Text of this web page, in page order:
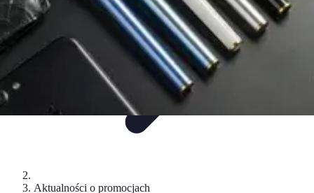
Aktualności o promocjach